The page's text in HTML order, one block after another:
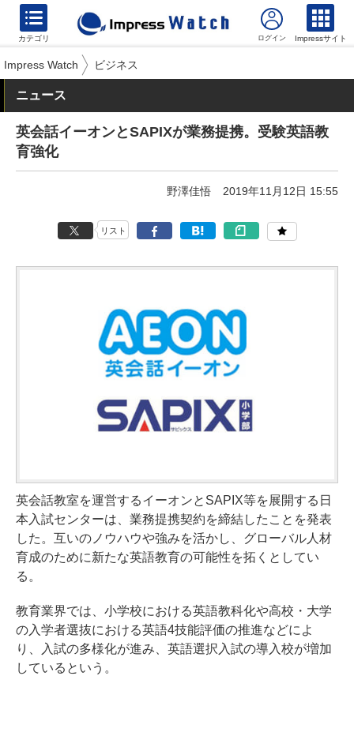
カテゴリ Impressサイト
Impress Watch ビジネス
ニュース
英会話イーオンとSAPIXが業務提携。受験英語教
育強化
野澤佳悟 2019年11月12日 15:55
リスト
英会話教室を運営するイーオンとSAPIX等を展開する日
本入試センターは、業務提携契約を締結したことを発表
した。互いのノウハウや強みを活かし、グローバル人材
育成のために新たな英語教育の可能性を拓くとしてい
る。
教育業界では、小学校における英語教科化や高校・大学
の入学者選抜における英語4技能評価の推進などによ
り、入試の多様化が進み、英語選択入試の導入校が増加
しているという。